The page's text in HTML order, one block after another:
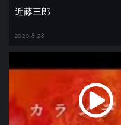
近藤三郎
2020.8.28